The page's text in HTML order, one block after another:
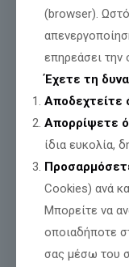
(browser).
επηρεάσει την
Έχετε τη
Αποδεχτείτε
Απορρίψετε
ίδια ευκολία,
Cookies) ανά
Μπορείτε να
οποιαδήποτε
σας μέσω του